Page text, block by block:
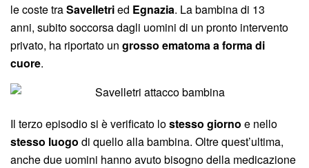
le coste traSavelletried Egnazia. La bambina di 13
anni, subito soccorsa dagli uomini di un pronto intervento
privato, ha riportato un grosso ematoma a forma di
cuore.
Il terzo episodio si è verificato lostesso giorno e nello
stesso luogo di quello alla bambina. Oltre quest’ultima,
anche due uomini hanno avuto bisogno della medicazione